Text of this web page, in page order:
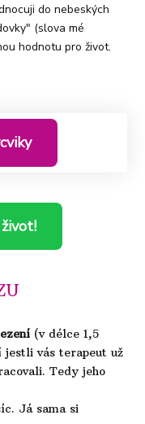
do nebeských
(slova mé
hodnotu pro život.
(v délce 1,5
jestli vás terapeut už
Tedy jeho
Já sama si